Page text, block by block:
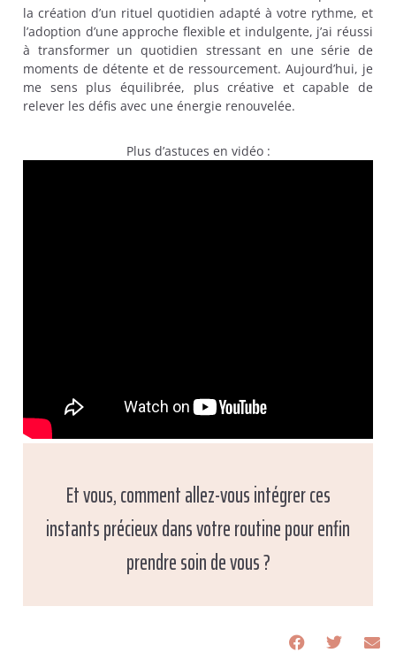
la création d’un rituel quotidien adapté à votre rythme, et
l’adoption d’une approche flexible et indulgente, j’ai réussi
à transformer un quotidien stressant en une série de
moments de détente et de ressourcement. Aujourd’hui, je
me sens plus équilibrée, plus créative et capable de
relever les défis avec une énergie renouvelée.
Plus d’astuces en vidéo :
Et vous, comment allez-vous intégrer ces
instants précieux dans votre routine pour enfin
prendre soin de vous ?